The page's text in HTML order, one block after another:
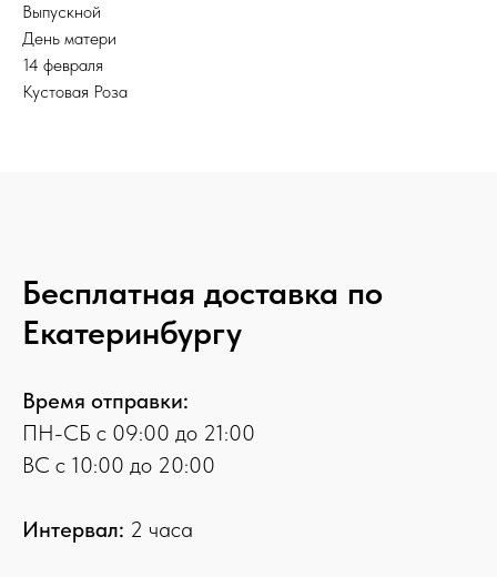
Выпускной
День матери
14 февраля
Кустовая Роза
Бесплатная доставка по
Екатеринбургу
Время отправки:
ПН-СБ с 09:00 до 21:00
ВС с 10:00 до 20:00
Интервал: 2 часа